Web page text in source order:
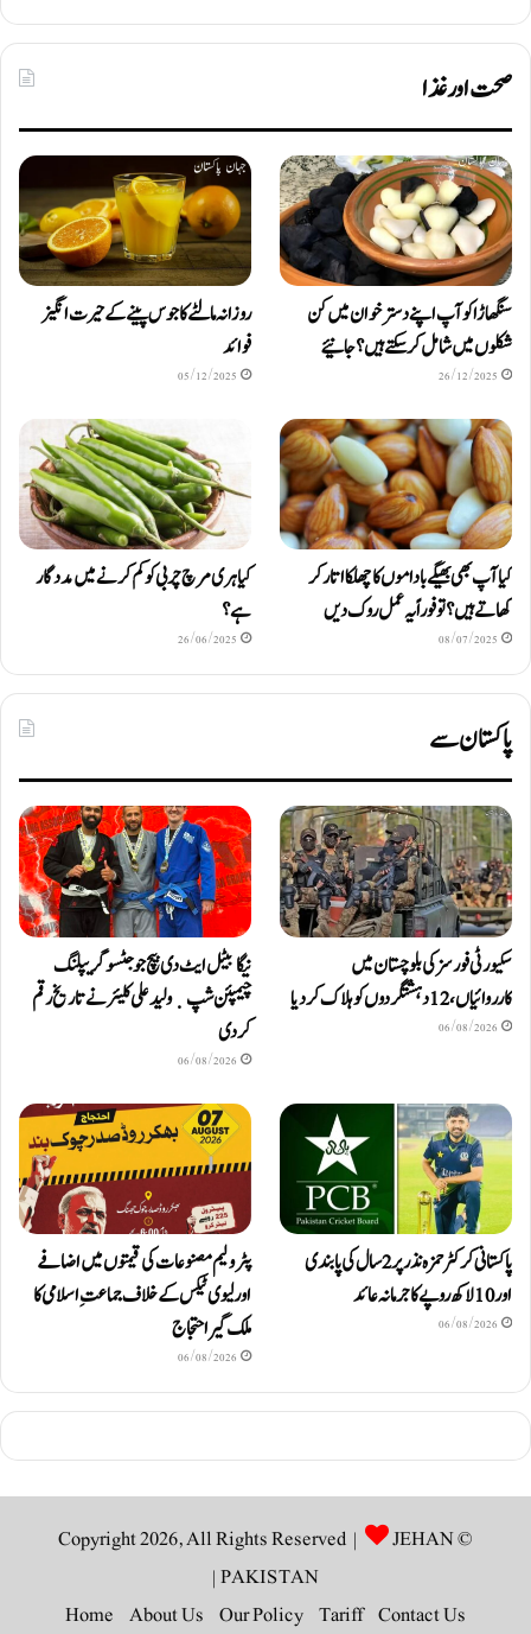
صحت اور غذا
سنگھاڑا کو آپ اپنے دستر خوان میں کن
شکلوں میں شامل کرسکتے ہیں ؟ جانیئے
26/12/2025
روزانہ مالٹے کا جوس پینے کے حیرت انگیز
فوائد
05/12/2025
کیا آپ بھی بھیگے باداموں کا چھلکا اتار کر
کھاتے ہیں؟ تو فوراً یہ عمل روک دیں
08/07/2025
کیا ہری مرچ چربی کو کم کرنے میں مددگار
ہے؟
26/06/2025
پاکستان سے
سکیورٹی فورسز کی بلوچستان میں
کارروائیاں، 12 دہشتگردوں کو ہلاک کردیا
06/08/2026
نیگا بیٹل ایٹ دی بیچ جوجٹسو گریپلنگ
چیمپئن شپ ٜ ولید علی کلیئر نے تاریخ رقم
کر دی
06/08/2026
پاکستانی کرکٹر حمزہ نذر پر 2 سال کی پابندی
اور 10 لاکھ روپےکا جرمانہ عائد
06/08/2026
پٹرولیم مصنوعات کی قیمتوں میں اضافے
اور لیوی ٹیکس کے خلاف جماعتِ اسلامی کا
ملک گیر احتجاج
06/08/2026
© Copyright 2026, All Rights Reserved |
JEHAN
PAKISTAN
|
Contact Us
Tariff
Our Policy
About Us
Home